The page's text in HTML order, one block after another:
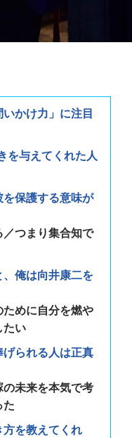
かけ力」に注目
を与えてくれた人
保護する意味が
つまり集合知で
俺は向井康二を
めに自分を燃や
たい
られる人は正真
未来を本気で考
た
を教えてくれ